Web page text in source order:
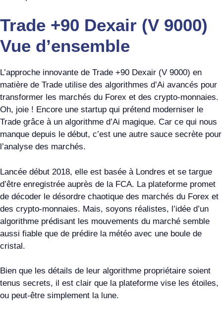
Trade +90 Dexair (V 9000)
Vue d’ensemble
L’approche innovante de Trade +90 Dexair (V 9000) en
matière de Trade utilise des algorithmes d’Ai avancés pour
transformer les marchés du Forex et des crypto-monnaies.
Oh, joie ! Encore une startup qui prétend moderniser le
Trade grâce à un algorithme d’Ai magique. Car ce qui nous
manque depuis le début, c’est une autre sauce secrète pour
l’analyse des marchés.
Lancée début 2018, elle est basée à Londres et se targue
d’être enregistrée auprès de la FCA. La plateforme promet
de décoder le désordre chaotique des marchés du Forex et
des crypto-monnaies. Mais, soyons réalistes, l’idée d’un
algorithme prédisant les mouvements du marché semble
aussi fiable que de prédire la météo avec une boule de
cristal.
Bien que les détails de leur algorithme propriétaire soient
tenus secrets, il est clair que la plateforme vise les étoiles,
ou peut-être simplement la lune.